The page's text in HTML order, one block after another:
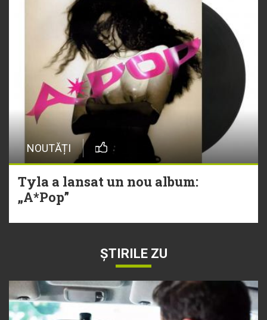
NOUTĂȚI
Tyla a lansat un nou album:
„A*Pop”
ȘTIRILE ZU